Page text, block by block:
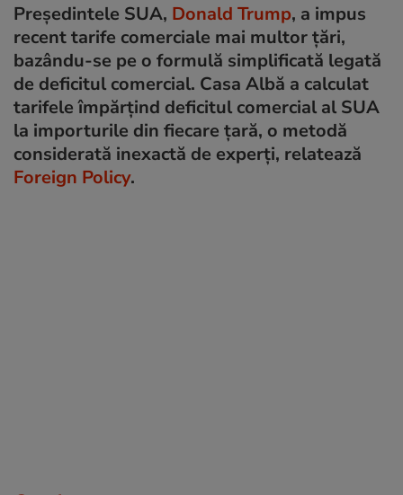
Președintele SUA, Donald Trump, a impus
recent tarife comerciale mai multor țări,
bazându-se pe o formulă simplificată legată
de deficitul comercial. Casa Albă a calculat
tarifele împărțind deficitul comercial al SUA
la importurile din fiecare țară, o metodă
considerată inexactă de experți, relatează
Foreign Policy.